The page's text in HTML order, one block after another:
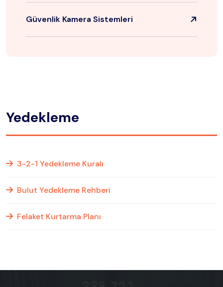
Güvenlik Kamera Sistemleri
Yedekleme
3-2-1 Yedekleme Kuralı
Bulut Yedekleme Rehberi
Felaket Kurtarma Planı